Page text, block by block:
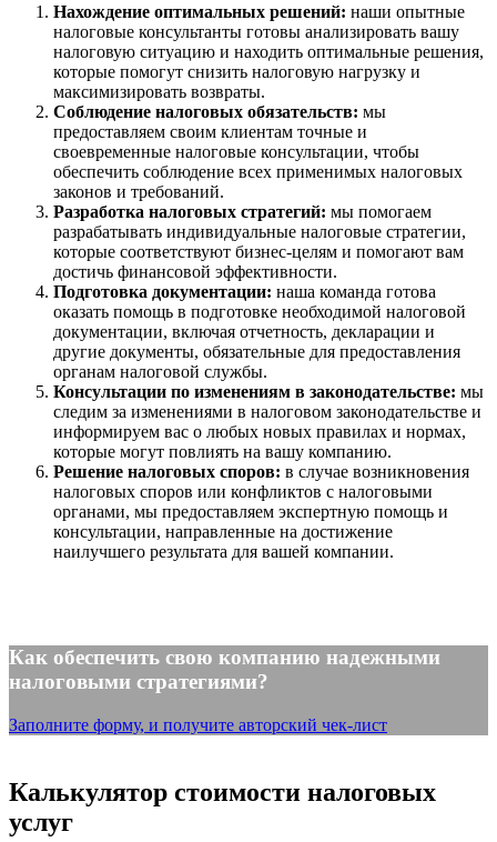
Нахождение оптимальных решений: наши опытные
налоговые консультанты готовы анализировать вашу
налоговую ситуацию и находить оптимальные решения,
которые помогут снизить налоговую нагрузку и
максимизировать возвраты.
Соблюдение налоговых обязательств: мы
предоставляем своим клиентам точные и
своевременные налоговые консультации, чтобы
обеспечить соблюдение всех применимых налоговых
законов и требований.
Разработка налоговых стратегий: мы помогаем
разрабатывать индивидуальные налоговые стратегии,
которые соответствуют бизнес-целям и помогают вам
достичь финансовой эффективности.
Подготовка документации: наша команда готова
оказать помощь в подготовке необходимой налоговой
документации, включая отчетность, декларации и
другие документы, обязательные для предоставления
органам налоговой службы.
Консультации по изменениям в законодательстве: мы
следим за изменениями в налоговом законодательстве и
информируем вас о любых новых правилах и нормах,
которые могут повлиять на вашу компанию.
Решение налоговых споров: в случае возникновения
налоговых споров или конфликтов с налоговыми
органами, мы предоставляем экспертную помощь и
консультации, направленные на достижение
наилучшего результата для вашей компании.
Как обеспечить свою компанию надежными
налоговыми стратегиями?
Заполните форму, и получите авторский чек-лист
Калькулятор стоимости налоговых
услуг